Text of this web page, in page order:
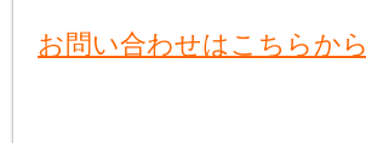
お問い合わせはこちらから